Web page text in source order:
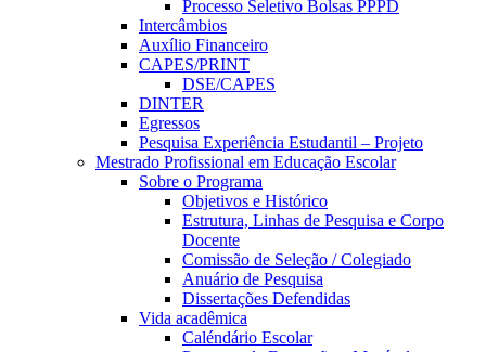
Processo Seletivo Bolsas PPPD
Intercâmbios
Auxílio Financeiro
CAPES/PRINT
DSE/CAPES
DINTER
Egressos
Pesquisa Experiência Estudantil – Projeto
Mestrado Profissional em Educação Escolar
Sobre o Programa
Objetivos e Histórico
Estrutura, Linhas de Pesquisa e Corpo
Docente
Comissão de Seleção / Colegiado
Anuário de Pesquisa
Dissertações Defendidas
Vida acadêmica
Caléndário Escolar